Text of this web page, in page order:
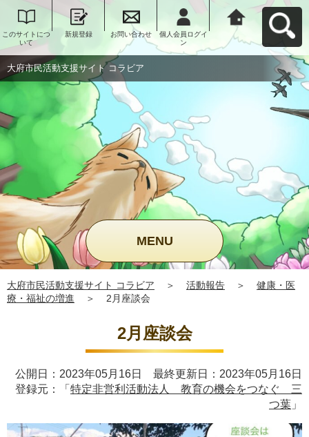
このサイトにつ
いて
新規登録 お問い合わせ
個人会員ログイ
ン
大府市民活動支
援サイト コラビ
アへ戻る
大府市民活動支援サイト コラビア
MENU
大府市民活動支援サイト コラビア ＞ 活動報告 ＞
健康・医
療・福祉の増進
＞ 2月座談会
2月座談会
公開日：2023年05月16日 最終更新日：2023年05月16日
登録元：「 特定非営利活動法人 教育の機会をつなぐ 三
つ葉 」